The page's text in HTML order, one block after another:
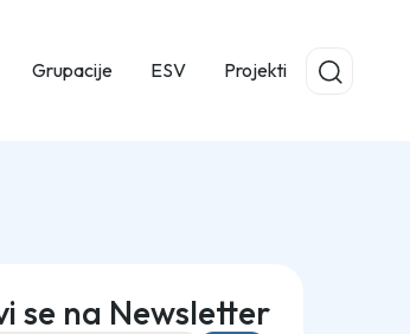
Grupacije ESV Projekti
se na Newsletter